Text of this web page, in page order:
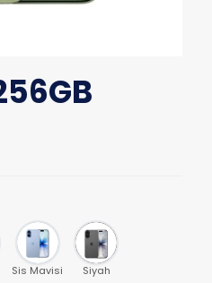
Sis Mavisi Siyah